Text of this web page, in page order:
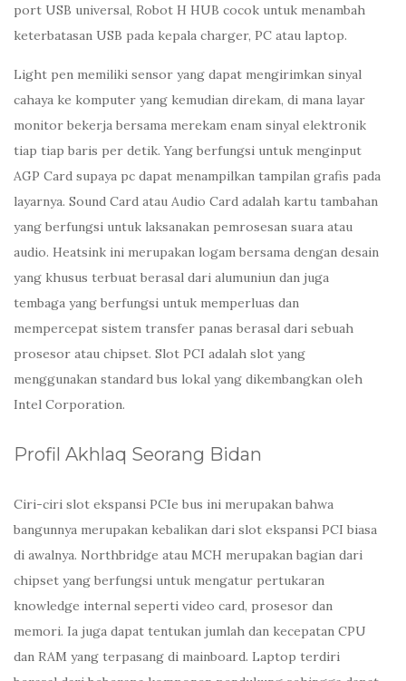
port USB universal, Robot H HUB cocok untuk menambah
keterbatasan USB pada kepala charger, PC atau laptop.
Light pen memiliki sensor yang dapat mengirimkan sinyal
cahaya ke komputer yang kemudian direkam, di mana layar
monitor bekerja bersama merekam enam sinyal elektronik
tiap tiap baris per detik. Yang berfungsi untuk menginput
AGP Card supaya pc dapat menampilkan tampilan grafis pada
layarnya. Sound Card atau Audio Card adalah kartu tambahan
yang berfungsi untuk laksanakan pemrosesan suara atau
audio. Heatsink ini merupakan logam bersama dengan desain
yang khusus terbuat berasal dari alumuniun dan juga
tembaga yang berfungsi untuk memperluas dan
mempercepat sistem transfer panas berasal dari sebuah
prosesor atau chipset. Slot PCI adalah slot yang
menggunakan standard bus lokal yang dikembangkan oleh
Intel Corporation.
Profil Akhlaq Seorang Bidan
Ciri-ciri slot ekspansi PCIe bus ini merupakan bahwa
bangunnya merupakan kebalikan dari slot ekspansi PCI biasa
di awalnya. Northbridge atau MCH merupakan bagian dari
chipset yang berfungsi untuk mengatur pertukaran
knowledge internal seperti video card, prosesor dan
memori. Ia juga dapat tentukan jumlah dan kecepatan CPU
dan RAM yang terpasang di mainboard. Laptop terdiri